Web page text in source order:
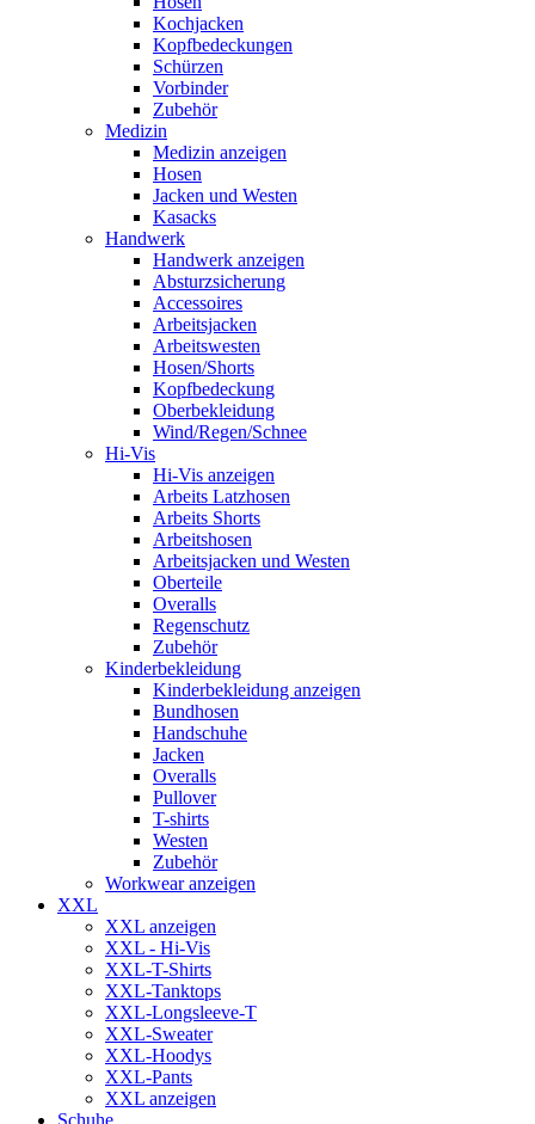
Kochjacken
Kopfbedeckungen
Schürzen
Vorbinder
Zubehör
Medizin
Medizin anzeigen
Hosen
Jacken und Westen
Kasacks
Handwerk
Handwerk anzeigen
Absturzsicherung
Accessoires
Arbeitsjacken
Arbeitswesten
Hosen/Shorts
Kopfbedeckung
Oberbekleidung
Wind/Regen/Schnee
Hi-Vis
Hi-Vis anzeigen
Arbeits Latzhosen
Arbeits Shorts
Arbeitshosen
Arbeitsjacken und Westen
Oberteile
Overalls
Regenschutz
Zubehör
Kinderbekleidung
Kinderbekleidung anzeigen
Bundhosen
Handschuhe
Jacken
Overalls
Pullover
T-shirts
Westen
Zubehör
Workwear anzeigen
XXL
XXL anzeigen
XXL - Hi-Vis
XXL-T-Shirts
XXL-Tanktops
XXL-Longsleeve-T
XXL-Sweater
XXL-Hoodys
XXL-Pants
XXL anzeigen
Schuhe